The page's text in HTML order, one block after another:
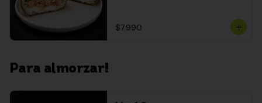
$7.990
Para almorzar!